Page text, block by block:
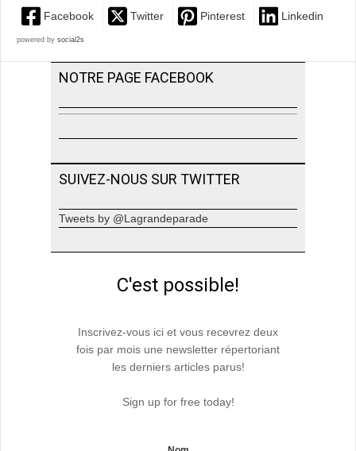
Facebook Twitter Pinterest Linkedin
powered by social2s
NOTRE PAGE FACEBOOK
SUIVEZ-NOUS SUR TWITTER
Tweets by @Lagrandeparade
C'est possible!
Inscrivez-vous ici et vous recevrez deux
fois par mois une newsletter répertoriant
les derniers articles parus!
Sign up for free today!